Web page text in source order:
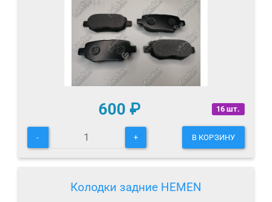
16 шт.
600 ₽
- + В КОРЗИНУ
Колодки задние HEMEN